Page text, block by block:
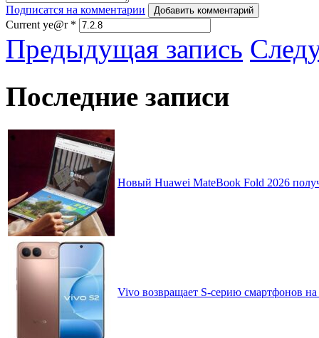
Подписатся на комментарии Добавить комментарий
Current ye@r *
Предыдущая запись
Последние записи
Новый Huawei MateBook Fold 2026
Vivo возвращает S-серию смартфонов